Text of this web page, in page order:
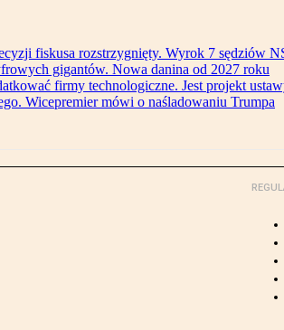
fiskusa rozstrzygnięty. Wyrok 7 sędziów
gigantów. Nowa danina od 2027 roku
firmy technologiczne. Jest projekt
Wicepremier mówi o naśladowaniu Trumpa